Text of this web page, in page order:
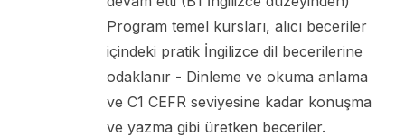
Program temel kursları, alıcı beceriler
içindeki pratik İngilizce dil becerilerine
odaklanır - Dinleme ve okuma anlama
ve C1 CEFR seviyesine kadar konuşma
ve yazma gibi üretken beceriler.